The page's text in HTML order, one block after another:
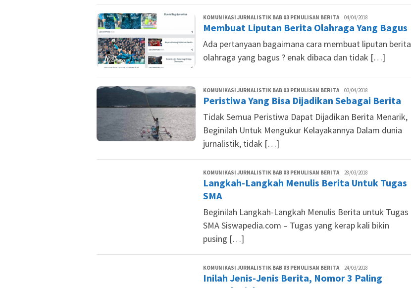
KOMUNIKASI JURNALISTIK BAB 03 PENULISAN BERITALutfi
Aminuddin
04/04/2018
Membuat Liputan Berita Olahraga Yang Bagus
Ada pertanyaan bagaimana cara membuat liputan berita
olahraga yang bagus ? enak dibaca dan tidak […]
KOMUNIKASI JURNALISTIK BAB 03 PENULISAN BERITALutfi
Aminuddin
03/04/2018
Peristiwa Yang Bisa Dijadikan Sebagai Berita
Tidak Semua Peristiwa Dapat Dijadikan Berita Menarik,
Beginilah Untuk Mengukur Kelayakannya Dalam dunia
jurnalistik, tidak […]
KOMUNIKASI JURNALISTIK BAB 03 PENULISAN BERITALutfi
Aminuddin
28/03/2018
Langkah-Langkah Menulis Berita Untuk Tugas
SMA
Beginilah Langkah-Langkah Menulis Berita untuk Tugas
SMA Siswapedia.com – Tugas yang kerap kali bikin
pusing […]
KOMUNIKASI JURNALISTIK BAB 03 PENULISAN BERITALutfi
Aminuddin
24/03/2018
Inilah Jenis-Jenis Berita, Nomor 3 Paling